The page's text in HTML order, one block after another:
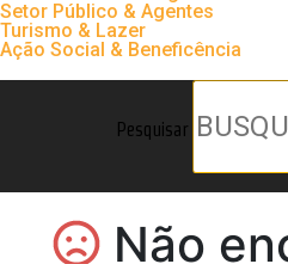
Setor Público & Agentes
Turismo & Lazer
Ação Social & Beneficência
Pesquisar